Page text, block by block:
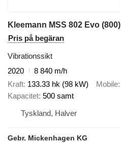
Kleemann MSS 802 Evo (800)
Pris på begäran
Vibrationssikt
2020
8 840 m/h
Kraft 133.33 hk (98 kW) Mobile
Kapacitet 500 samt
Tyskland, Halver
Gebr. Mickenhagen KG